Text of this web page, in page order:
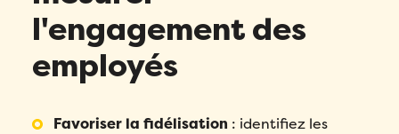
l'engagement des
employés
Favoriser la fidélisation : identifiez les
Prénom *
Nom *
Remplissez ce formulaire pour réserver
votre place!
Email